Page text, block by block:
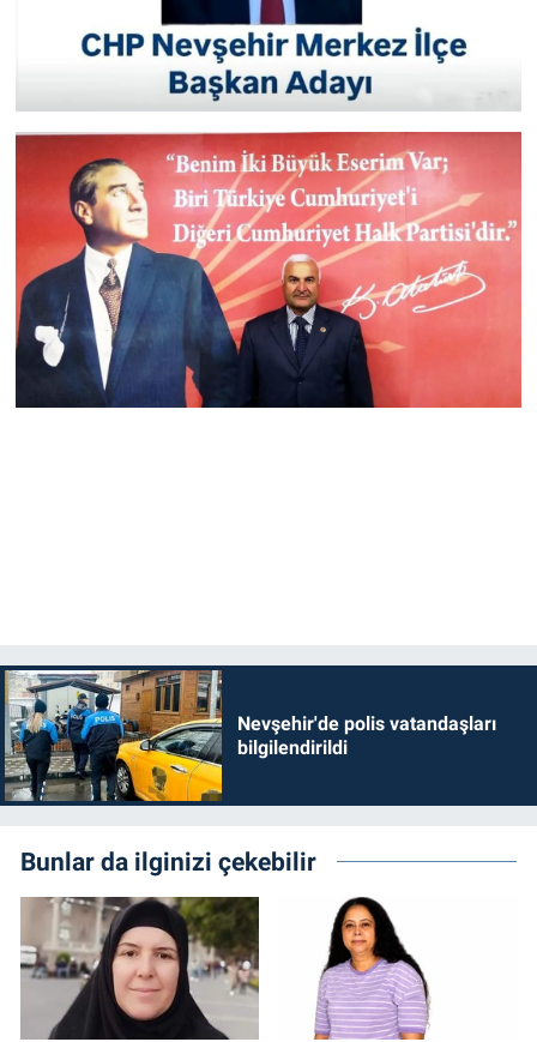
Nevşehir'de polis vatandaşları
bilgilendirildi
Bunlar da ilginizi çekebilir